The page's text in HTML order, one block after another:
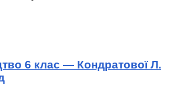
6 клас — Кондратової Л.